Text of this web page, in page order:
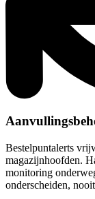
Bestelpuntalerts
magazijnhoofden.
monitoring
onderscheiden,